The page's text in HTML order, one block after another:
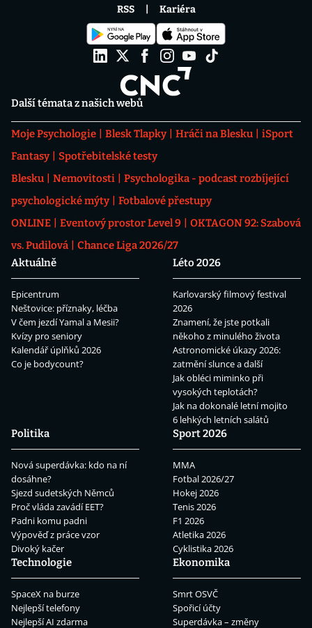
Další témata z našich webů
Moje Psychologie Blesk Tlapky Hráči na Blesku
iSport
Fantasy
Spotřebitelské testy
Blesku
Nemovitosti
Psychologika - podcast rozbíjející
psychologické mýty
Fotbalové přestupy
ONLINE
Eventový prostor Level 9
OKTAGON 92: Szabová
vs. Pudilová
Chance Liga 2026/27
Aktuálně
Epicentrum
Neštovice: příznaky, léčba
V čem jezdí Yamal a Mesii?
Kvízy pro seniory
Kalendář úplňků 2026
Co je bodycount?
Léto 2026
Karlovarský filmový festival
2026
Znamení, že jste potkali
někoho z minulého života
Astronomické úkazy 2026:
zatmění slunce a další
Jak obléci miminko při
vysokých teplotách?
Jak na dokonalé letní mojito
6 lehkých letních salátů
Politika
Nová superdávka: kdo na ní
dosáhne?
Sjezd sudetských Němců
Proč vláda zavádí EET?
Padni komu padni
Výpověď z práce vzor
Divoký kačer
Sport 2026
MMA
Fotbal 2026/27
Hokej 2026
Tenis 2026
F1 2026
Atletika 2026
Cyklistika 2026
Technologie
SpaceX na burze
Nejlepší telefony
Nejlepší AI zdarma
Ekonomika
Smrt OSVČ
Spořicí účty
Superdávka – změny
RSS Kariéra